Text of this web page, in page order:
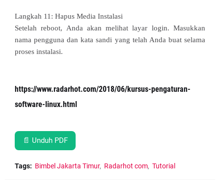
Langkah 11: Hapus Media Instalasi
Setelah reboot, Anda akan melihat layar login. Masukkan
nama pengguna dan kata sandi yang telah Anda buat selama
proses instalasi.
https://www.radarhot.com/2018/06/kursus-pengaturan-
software-linux.html
📄 Unduh PDF
Tags: Bimbel Jakarta Timur Radarhot com Tutorial